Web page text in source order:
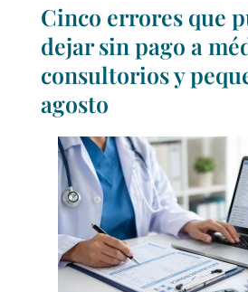
Cinco errores que
dejar sin pago a
consultorios y
agosto